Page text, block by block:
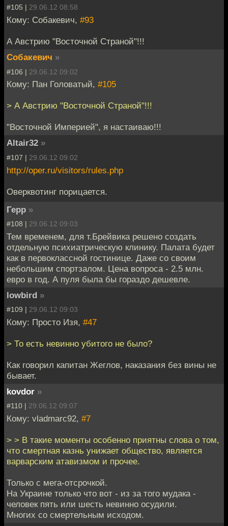
#105 | 29.06.12 08:58
Кому: Собакевич, #93
А Австрию "Восточной Страной"!!!
Собакевич »
#106 | 29.06.12 09:02
Кому: Пан Головатый, #105
> А Австрию "Восточной Страной"!!!
"Восточной Империей", я настаиваю!!!
Altair32 »
#107 | 29.06.12 09:02
http://oper.ru/visitors/rules.php
Оверквотинг порицается.
Герр »
#108 | 29.06.12 09:03
Тем временем, для т.Брейвика решено создать
отдельную психиатрическую клинику. Палата будет
как в первоклассной гостинице. Даже со своим
небольшим спортзалом. Цена вопроса - 2.5 млн.
евро в год. А пуля была бы гораздо дешевле.
lowbird »
#109 | 29.06.12 09:03
Кому: Просто Изя, #47
> То есть невинно убитого не было?
Как говорил капитан Жеглов, наказания без вины не
бывает.
kovdor »
#110 | 29.06.12 09:07
Кому: vladmarc92, #7
> > В такие моменты особенно приятны слова о том,
что смертная казнь унижает общество, является
варварским атавизмом и прочее.
Только с мега-отсрочкой.
На Украине только что вот - из за того мудака -
человек пять или шесть невинно осудили.
Многих со смертельным исходом.